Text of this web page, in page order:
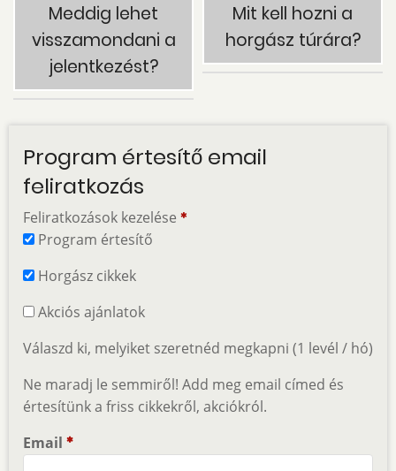
Meddig lehet
visszamondani a
jelentkezést?
Mit kell hozni a
horgász túrára?
Program értesítő email
feliratkozás
Feliratkozások kezelése
Program értesítő
Horgász cikkek
Akciós ajánlatok
Válaszd ki, melyiket szeretnéd megkapni (1 levél / hó)
Ne maradj le semmiről! Add meg email címed és
értesítünk a friss cikkekről, akciókról.
Email